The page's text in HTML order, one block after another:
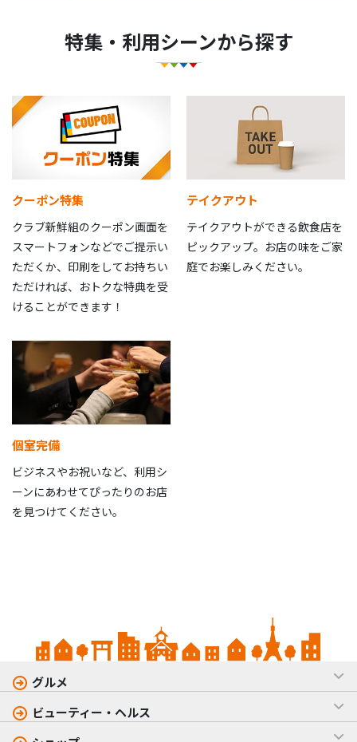
特集・利用シーンから探す
クーポン特集
クラブ新鮮組のクーポン画面を
スマートフォンなどでご提示い
ただくか、印刷をしてお持ちい
ただければ、おトクな特典を受
けることができます！
テイクアウト
テイクアウトができる飲食店を
ピックアップ。お店の味をご家
庭でお楽しみください。
個室完備
ビジネスやお祝いなど、利用シ
ーンにあわせてぴったりのお店
を見つけてください。
グルメ
ビューティー・ヘルス